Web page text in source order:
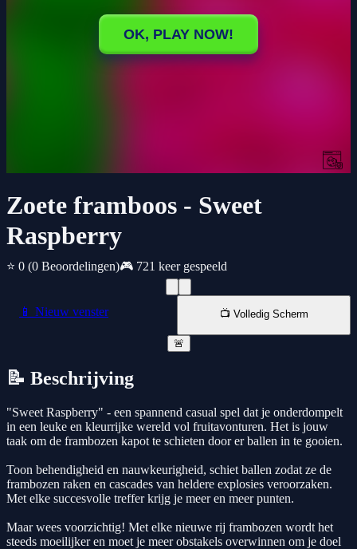
Zoete framboos - Sweet
Raspberry
⭐ 0 (0 Beoordelingen)🎮 721 keer gespeeld
📱 Nieuw venster 📺 Volledig Scherm
🚨
📝 Beschrijving
"Sweet Raspberry" - een spannend casual spel dat je onderdompelt
in een leuke en kleurrijke wereld vol fruitavonturen. Het is jouw
taak om de frambozen kapot te schieten door er ballen in te gooien.
Toon behendigheid en nauwkeurigheid, schiet ballen zodat ze de
frambozen raken en cascades van heldere explosies veroorzaken.
Met elke succesvolle treffer krijg je meer en meer punten.
Maar wees voorzichtig! Met elke nieuwe rij frambozen wordt het
steeds moeilijker en moet je meer obstakels overwinnen om je doel